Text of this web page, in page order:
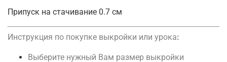
Припуск на стачивание 0.7 см
Инструкция по покупке выкройки или урока:
Выберите нужный Вам размер выкройки